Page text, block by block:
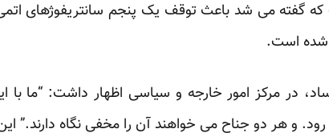
گفته می شد باعث توقف یک پنجم سانتریفوژهای
شده است.
در مرکز امور خارجه و سیاسی اظهار داشت: “ما با
هر دو جناح می خواهند آن را مخفی نگاه دارند.”